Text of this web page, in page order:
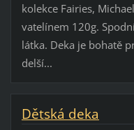
kolekce Fairies,
vatelínem 120g.
látka. Deka je bohatě
delší...
Dětská deka